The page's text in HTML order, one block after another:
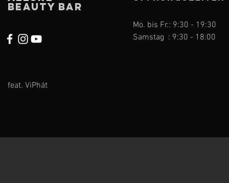
Beauty Bar
feat. ViPhát
Mo. bis Fr.: 9:30 - 19:30
Samstag : 9:30 - 18:00